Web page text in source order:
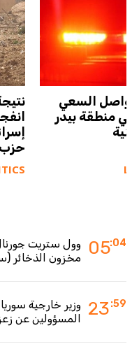
حزب
يواصل السعي
منطقة بيدر
05:04
وول ستريت
مخزون الذخائر
23:59
وزير خارجية
المسؤولين عن